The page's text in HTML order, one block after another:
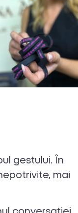
gestului. În
mai